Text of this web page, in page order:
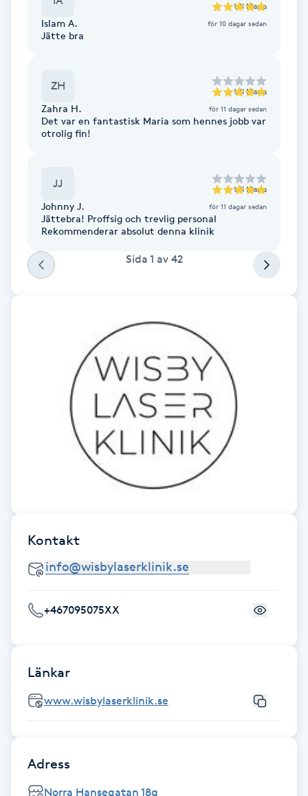
Fransborttagning
Fransförlängning
Fransförlängning Volym
Fransrengöring
Frekvensterapi
Friskvårdsmassage
Frisör
Färgning
G
Gelenaglar
Gellack
till Maria
Islam A. för 10 dagar sedan
Jätte bra
ZH till Maria
Zahra H. för 11 dagar sedan
Det var en fantastisk Maria som hennes jobb var
otrolig fin!
JJ till Maria
Johnny J. för 11 dagar sedan
Jättebra! Proffsig och trevlig personal
Rekommenderar absolut denna klinik
Sida 1 av 42
Kontakt
+467095075XX
Länkar
www.wisbylaserklinik.se
Adress
Norra Hansegatan 18g